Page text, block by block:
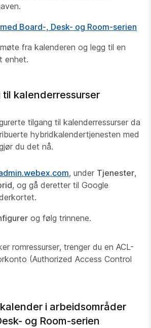
Board-, Desk- og Room-serien
fra kalenderen og legg til en
enhet.
kalenderressurser
tilgang til kalenderressurser da
hybridkalendertjenesten med
du det nå.
, under Tjenester,
, og gå deretter til Google
og følg trinnene.
romressurser, trenger du en ACL-
(Authorized Access Control
i arbeidsområder
og Room-serien